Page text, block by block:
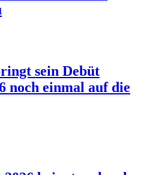
sein Debüt
noch einmal auf die